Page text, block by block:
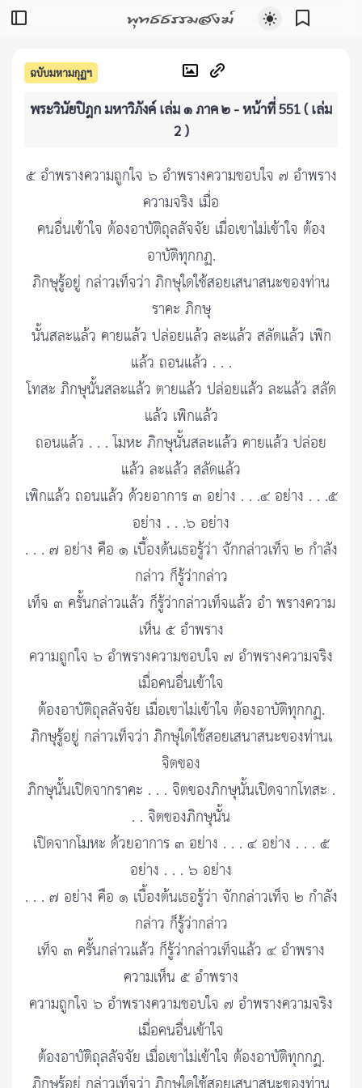
พุทธธรรมสงฆ์
ฉบับมหามกุฏฯ
พระวินัยปิฎก มหาวิภังค์ เล่ม ๑ ภาค ๒ - หน้าที่ 551 ( เล่ม
2 )
๕ อำพรางความถูกใจ ๖ อำพรางความชอบใจ ๗ อำพราง
ความจริง เมื่อ
คนอื่นเข้าใจ ต้องอาบัติถุลลัจจัย เมื่อเขาไม่เข้าใจ ต้อง
อาบัติทุกกฏ.
ภิกษุรู้อยู่ กล่าวเท็จว่า ภิกษุใดใช้สอยเสนาสนะของท่าน
ราคะ ภิกษุ
นั้นสละแล้ว คายแล้ว ปล่อยแล้ว ละแล้ว สลัดแล้ว เพิก
แล้ว ถอนแล้ว . . .
โทสะ ภิกษุนั้นสละแล้ว ตายแล้ว ปล่อยแล้ว ละแล้ว สลัด
แล้ว เพิกแล้ว
ถอนแล้ว . . . โมหะ ภิกษุนั้นสละแล้ว คายแล้ว ปล่อย
แล้ว ละแล้ว สลัดแล้ว
เพิกแล้ว ถอนแล้ว ด้วยอาการ ๓ อย่าง . . .๔ อย่าง . . .๕
อย่าง . . .๖ อย่าง
. . . ๗ อย่าง คือ ๑ เบื้องต้นเธอรู้ว่า จักกล่าวเท็จ ๒ กำลัง
กล่าว ก็รู้ว่ากล่าว
เท็จ ๓ ครั้นกล่าวแล้ว ก็รู้ว่ากล่าวเท็จแล้ว อำ พรางความ
เห็น ๕ อำพราง
ความถูกใจ ๖ อำพรางความชอบใจ ๗ อำพรางความจริง
เมื่อคนอื่นเข้าใจ
ต้องอาบัติถุลลัจจัย เมื่อเขาไม่เข้าใจ ต้องอาบัติทุกกฏ.
ภิกษุรู้อยู่ กล่าวเท็จว่า ภิกษุใดใช้สอยเสนาสนะของท่านเ
จิตของ
ภิกษุนั้นเปิดจากราคะ . . . จิตของภิกษุนั้นเปิดจากโทสะ .
. . จิตของภิกษุนั้น
เปิดจากโมหะ ด้วยอาการ ๓ อย่าง . . . ๔ อย่าง . . . ๕
อย่าง . . . ๖ อย่าง
. . . ๗ อย่าง คือ ๑ เบื้องต้นเธอรู้ว่า จักกล่าวเท็จ ๒ กำลัง
กล่าว ก็รู้ว่ากล่าว
เท็จ ๓ ครั้นกล่าวแล้ว ก็รู้ว่ากล่าวเท็จแล้ว ๔ อำพราง
ความเห็น ๕ อำพราง
ความถูกใจ ๖ อำพรางความชอบใจ ๗ อำพรางความจริง
เมื่อคนอื่นเข้าใจ
ต้องอาบัติถุลลัจจัย เมื่อเขาไม่เข้าใจ ต้องอาบัติทุกกฏ.